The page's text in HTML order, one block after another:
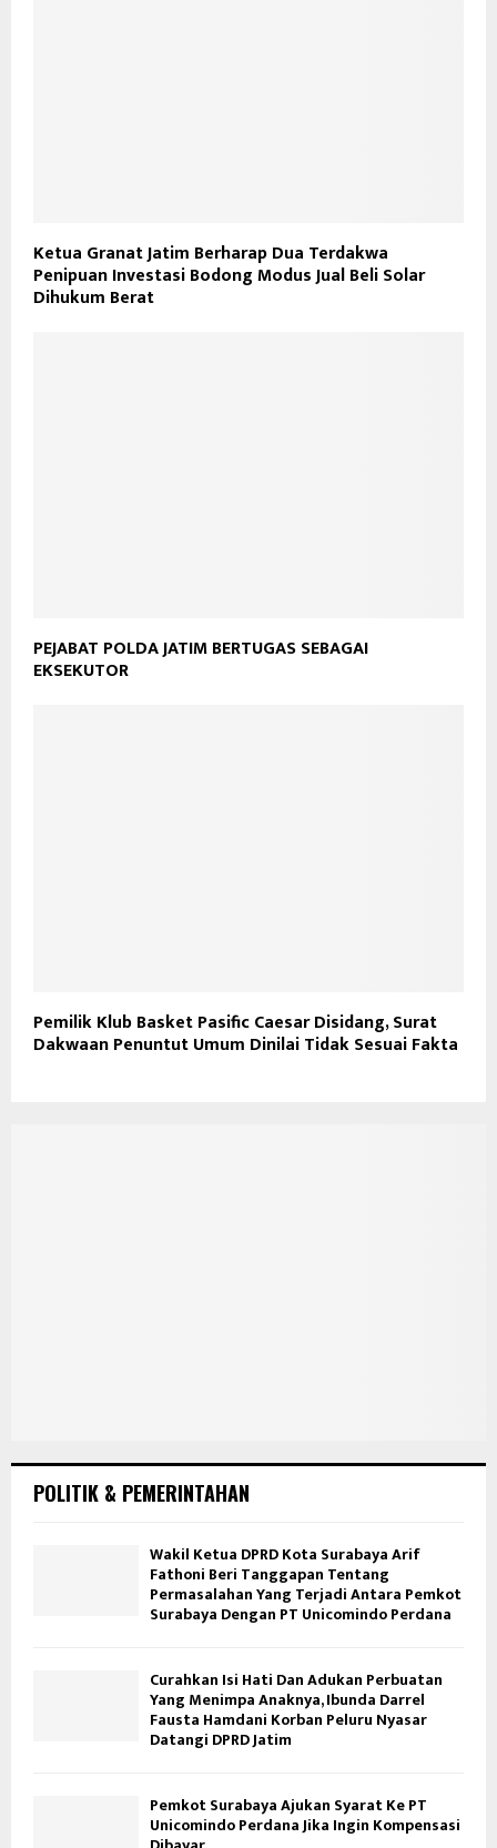
Ketua Granat Jatim Berharap Dua Terdakwa
Penipuan Investasi Bodong Modus Jual Beli Solar
Dihukum Berat
PEJABAT POLDA JATIM BERTUGAS SEBAGAI
EKSEKUTOR
Pemilik Klub Basket Pasific Caesar Disidang, Surat
Dakwaan Penuntut Umum Dinilai Tidak Sesuai Fakta
POLITIK & PEMERINTAHAN
Wakil Ketua DPRD Kota Surabaya Arif
Fathoni Beri Tanggapan Tentang
Permasalahan Yang Terjadi Antara Pemkot
Surabaya Dengan PT Unicomindo Perdana
Curahkan Isi Hati Dan Adukan Perbuatan
Yang Menimpa Anaknya, Ibunda Darrel
Fausta Hamdani Korban Peluru Nyasar
Datangi DPRD Jatim
Pemkot Surabaya Ajukan Syarat Ke PT
Unicomindo Perdana Jika Ingin Kompensasi